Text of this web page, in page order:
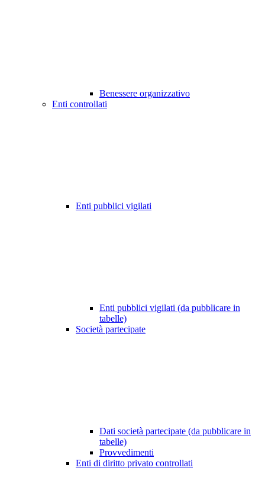
Benessere organizzativo
Enti controllati
Enti pubblici vigilati
Enti pubblici vigilati (da pubblicare in
tabelle)
Società partecipate
Dati società partecipate (da pubblicare in
tabelle)
Provvedimenti
Enti di diritto privato controllati